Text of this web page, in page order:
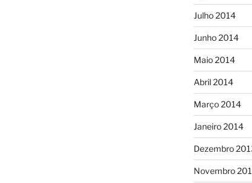
Julho 2014
Junho 2014
Maio 2014
Abril 2014
Março 2014
Janeiro 2014
Dezembro
Novembro